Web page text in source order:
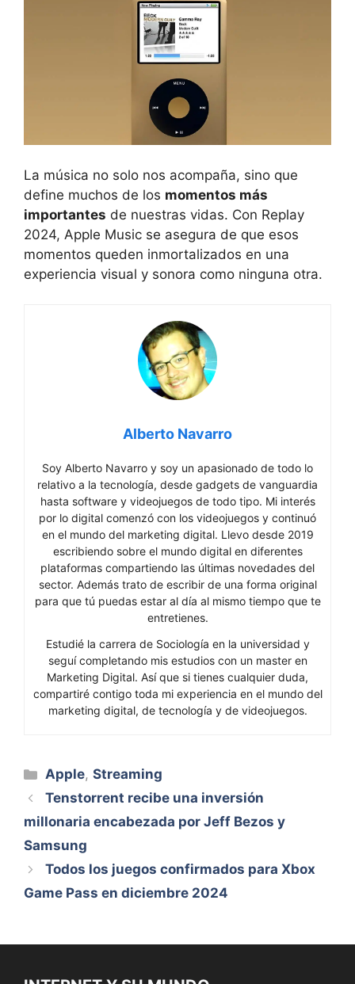
La música no solo nos acompaña, sino que
define muchos de los momentos más
importantes de nuestras vidas. Con Replay
2024, Apple Music se asegura de que esos
momentos queden inmortalizados en una
experiencia visual y sonora como ninguna otra.
Alberto Navarro
Soy Alberto Navarro y soy un apasionado de todo lo
relativo a la tecnología, desde gadgets de vanguardia
hasta software y videojuegos de todo tipo. Mi interés
por lo digital comenzó con los videojuegos y continuó
en el mundo del marketing digital. Llevo desde 2019
escribiendo sobre el mundo digital en diferentes
plataformas compartiendo las últimas novedades del
sector. Además trato de escribir de una forma original
para que tú puedas estar al día al mismo tiempo que te
entretienes.
Estudié la carrera de Sociología en la universidad y
seguí completando mis estudios con un master en
Marketing Digital. Así que si tienes cualquier duda,
compartiré contigo toda mi experiencia en el mundo del
marketing digital, de tecnología y de videojuegos.
Categorías
Apple,Streaming
Tenstorrent recibe una inversión
millonaria encabezada por Jeff Bezos y
Samsung
Todos los juegos confirmados para Xbox
Game Pass en diciembre 2024